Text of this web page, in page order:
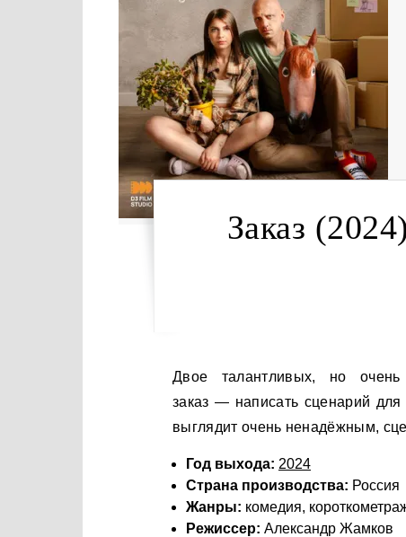
Заказ
Двое талантливых, но очень бедных сценаристов получают неожиданный
заказ — написать сценарий
выглядит очень ненадёжным,
Год выхода: 2024
Страна производства: Россия
Жанры: комедия,
Режиссер: Александр Жамков